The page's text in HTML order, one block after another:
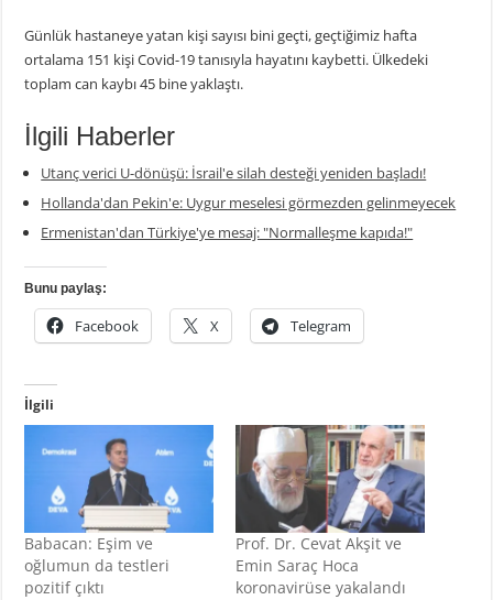
Günlük hastaneye yatan kişi sayısı bini geçti, geçtiğimiz hafta
ortalama 151 kişi Covid-19 tanısıyla hayatını kaybetti. Ülkedeki
toplam can kaybı 45 bine yaklaştı.
İlgili Haberler
Utanç verici U-dönüşü: İsrail'e silah desteği yeniden başladı!
Hollanda'dan Pekin'e: Uygur meselesi görmezden gelinmeyecek
Ermenistan'dan Türkiye'ye mesaj: "Normalleşme kapıda!"
Bunu paylaş:
Facebook X Telegram
İlgili
Babacan: Eşim ve
oğlumun da testleri
pozitif çıktı
Prof. Dr. Cevat Akşit ve
Emin Saraç Hoca
koronavirüse yakalandı